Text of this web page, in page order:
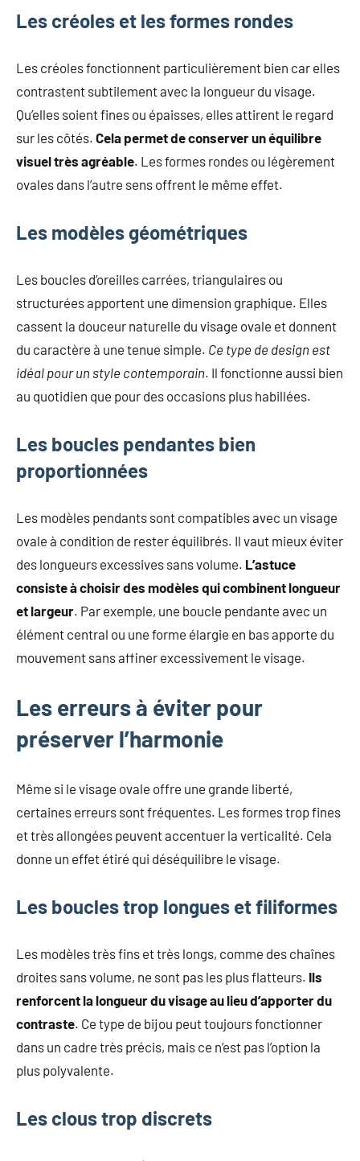
Les créoles et les formes rondes
Les créoles fonctionnent particulièrement bien car elles
contrastent subtilement avec la longueur du visage.
Qu’elles soient fines ou épaisses, elles attirent le regard
sur les côtés. Cela permet de conserver un équilibre
visuel très agréable. Les formes rondes ou légèrement
ovales dans l’autre sens offrent le même effet.
Les modèles géométriques
Les boucles d’oreilles carrées, triangulaires ou
structurées apportent une dimension graphique. Elles
cassent la douceur naturelle du visage ovale et donnent
du caractère à une tenue simple. Ce type de design est
idéal pour un style contemporain. Il fonctionne aussi bien
au quotidien que pour des occasions plus habillées.
Les boucles pendantes bien
proportionnées
Les modèles pendants sont compatibles avec un visage
ovale à condition de rester équilibrés. Il vaut mieux éviter
des longueurs excessives sans volume. L’astuce
consiste à choisir des modèles qui combinent longueur
et largeur. Par exemple, une boucle pendante avec un
élément central ou une forme élargie en bas apporte du
mouvement sans affiner excessivement le visage.
Les erreurs à éviter pour
préserver l’harmonie
Même si le visage ovale offre une grande liberté,
certaines erreurs sont fréquentes. Les formes trop fines
et très allongées peuvent accentuer la verticalité. Cela
donne un effet étiré qui déséquilibre le visage.
Les boucles trop longues et filiformes
Les modèles très fins et très longs, comme des chaînes
droites sans volume, ne sont pas les plus flatteurs. Ils
renforcent la longueur du visage au lieu d’apporter du
contraste. Ce type de bijou peut toujours fonctionner
dans un cadre très précis, mais ce n’est pas l’option la
plus polyvalente.
Les clous trop discrets